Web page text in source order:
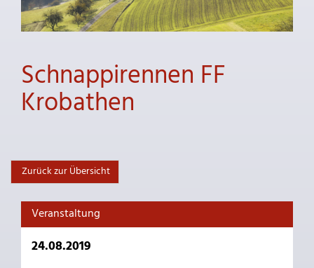
Schnappirennen FF
Krobathen
Zurück zur Übersicht
Veranstaltung
24.08.2019